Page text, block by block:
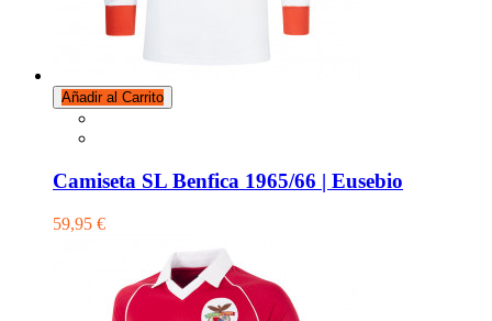
Añadir al Carrito
Camiseta SL Benfica 1965/66 | Eusebio
59,95 €